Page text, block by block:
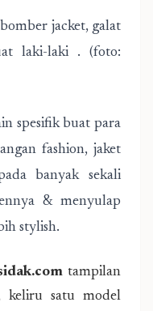
jacket, galat
laki-laki . (foto:
spesifik buat para
fashion, jaket
banyak sekali
& menyulap
stylish.
tampilan
keliru satu model